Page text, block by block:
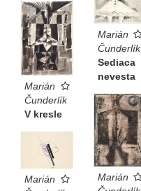
Marián
Čunderlík
Sediaca
nevesta
Marián
Čunderlík
V kresle
Marián
Marián